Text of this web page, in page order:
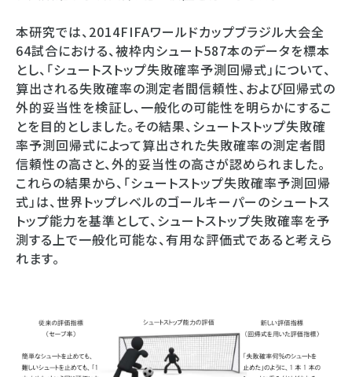
本研究では、2014FIFAワールドカップブラジル大会全
64試合における、被枠内シュート587本のデータを標本
とし、「シュートストップ失敗確率予測回帰式」について、
算出される失敗確率の測定者間信頼性、および回帰式の
外的妥当性を検証し、一般化の可能性を明らかにするこ
とを目的としました。その結果、シュートストップ失敗確
率予測回帰式によって算出された失敗確率の測定者間
信頼性の高さと、外的妥当性の高さが認められました。
これらの結果から、「シュートストップ失敗確率予測回帰
式」は、世界トップレベルのゴールキーパーのシュートス
トップ能力を基準として、シュートストップ失敗確率を予
測する上で一般化可能な、有用な評価式であると考えら
れます。